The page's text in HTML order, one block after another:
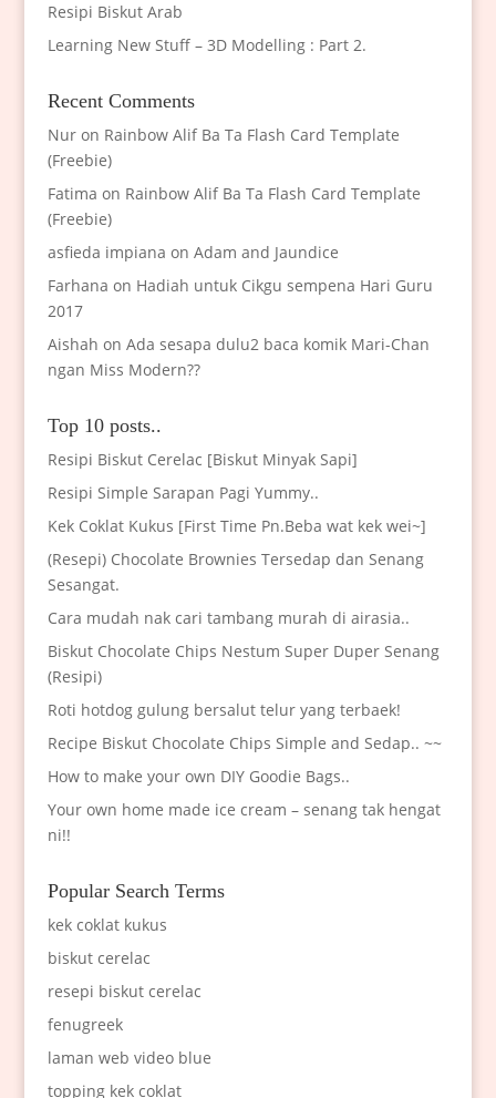
Resipi Biskut Arab
Learning New Stuff – 3D Modelling : Part 2.
Recent Comments
Nuron Rainbow Alif Ba Ta Flash Card Template
(Freebie)
Fatima on Rainbow Alif Ba Ta Flash Card Template
(Freebie)
asfieda impiana on Adam and Jaundice
Farhana on Hadiah untuk Cikgu sempena Hari Guru
2017
Aishah on Ada sesapa dulu2 baca komik Mari-Chan
ngan Miss Modern??
Top 10 posts..
Resipi Biskut Cerelac [Biskut Minyak Sapi]
Resipi Simple Sarapan Pagi Yummy..
Kek Coklat Kukus [First Time Pn.Beba wat kek wei~]
(Resepi) Chocolate Brownies Tersedap dan Senang
Sesangat.
Cara mudah nak cari tambang murah di airasia..
Biskut Chocolate Chips Nestum Super Duper Senang
(Resipi)
Roti hotdog gulung bersalut telur yang terbaek!
Recipe Biskut Chocolate Chips Simple and Sedap.. ~~
How to make your own DIY Goodie Bags..
Your own home made ice cream – senang tak hengat
ni!!
Popular Search Terms
kek coklat kukus
biskut cerelac
resepi biskut cerelac
fenugreek
laman web video blue
topping kek coklat